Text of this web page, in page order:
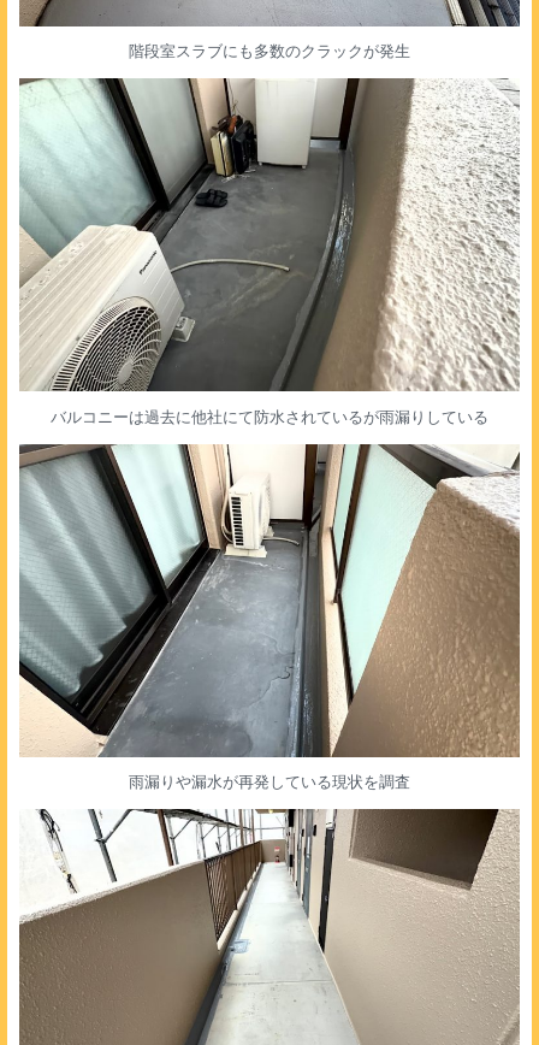
階段室スラブにも多数のクラックが発生
バルコニーは過去に他社にて防水されているが雨漏りしている
雨漏りや漏水が再発している現状を調査